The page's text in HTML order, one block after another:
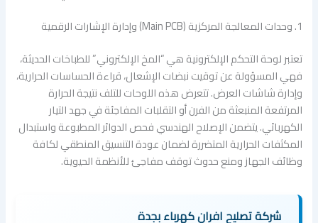
1. وحدات المعالجة المركزية (Main PCB) وإدارة الإشارات الرقمية
تعتبر لوحة التحكم الإلكترونية هي “المخ الإلكتروني” للطباخات الحديثة،
فهي المسؤولة عن توقيت نبضات الإشعال، قراءة الحساسات الحرارية،
وإدارة شاشات العرض. تتعرض هذه اللوحات للتلف نتيجة الحرارة
المرتفعة المنبعثة من الفرن أو التقلبات المفاجئة في جهد التيار
الكهربائي. يتضمن الإصلاح الهندسي فحص الدوائر المطبوعة واستبدال
المكثفات الحرارية المتضررة لضمان عودة التنسيق المنطقي لكافة
وظائف الجهاز ومنع حدوث توقف مفاجئ للأنظمة الحيوية.
شركة تصليح افران كهرباء بجدة